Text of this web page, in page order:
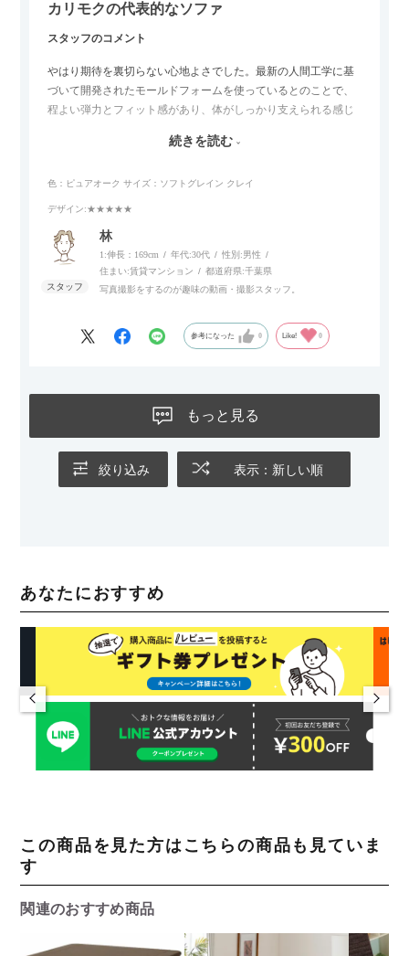
カリモクの代表的なソファ
スタッフのコメント
やはり期待を裏切らない心地よさでした。最新の人間工学に基
づいて開発されたモールドフォームを使っているとのことで、
程よい弾力とフィット感があり、体がしっかり支えられる感じ
リラックスタイムによさそうでした。回転タイプなので、個人
す。
続きを読む
色：ピュアオーク サイズ：ソフトグレイン クレイ
デザイン:★★★★★
林
1:伸長：169cm 年代:30代 性別:男性
住まい:賃貸マンション 都道府県:千葉県
写真撮影をするのが趣味の動画・撮影スタッフ。
参考になった 0 Like! 0
もっと見る
絞り込み 表示：新しい順
あなたにおすすめ
この商品を見た方はこちらの商品も見ていま
す
関連のおすすめ商品